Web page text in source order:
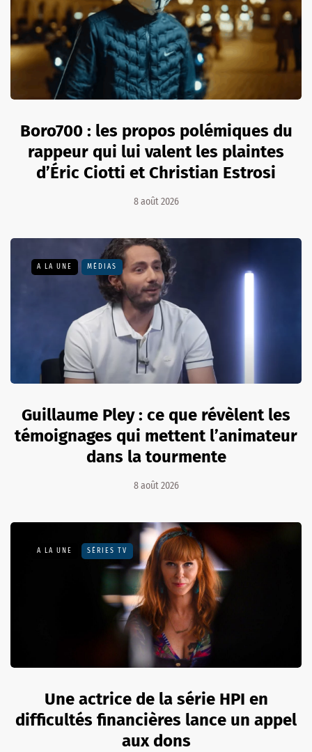
Boro700 : les propos polémiques du
rappeur qui lui valent les plaintes
d’Éric Ciotti et Christian Estrosi
8 août 2026
A LA UNE MÉDIAS
Guillaume Pley : ce que révèlent les
témoignages qui mettent l’animateur
dans la tourmente
8 août 2026
A LA UNE SÉRIES TV
Une actrice de la série HPI en
difficultés financières lance un appel
aux dons